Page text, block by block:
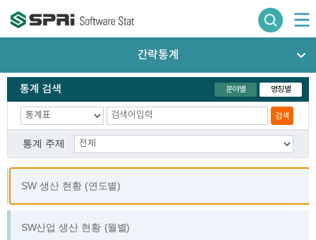
간략통계
통계 검색 분야별 명칭별
검색
통계 주제
SW 생산 현황 (연도별)
SW산업 생산 현황 (월별)